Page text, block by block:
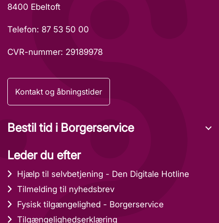
8400 Ebeltoft
Telefon: 87 53 50 00
CVR-nummer: 29189978
Kontakt og åbningstider
Bestil tid i Borgerservice
Leder du efter
Hjælp til selvbetjening - Den Digitale Hotline
Tilmelding til nyhedsbrev
Fysisk tilgængelighed - Borgerservice
Tilgængelighedserklæring